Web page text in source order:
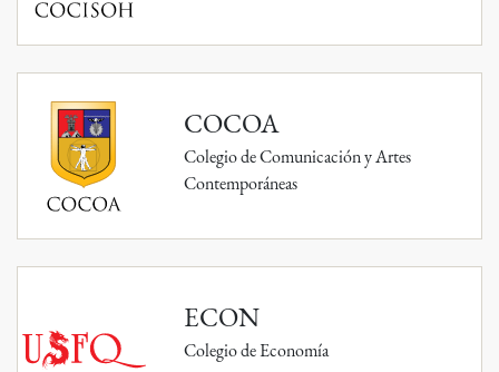
COCOA
Colegio de Comunicación y Artes
Contemporáneas
ECON
Colegio de Economía